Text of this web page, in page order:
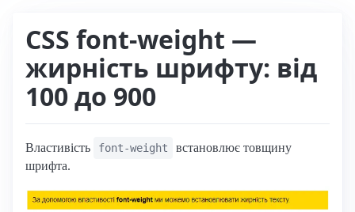
CSS font-weight —
жирність шрифту: від
100 до 900
Властивість font-weight
встановлює товщину
шрифта.